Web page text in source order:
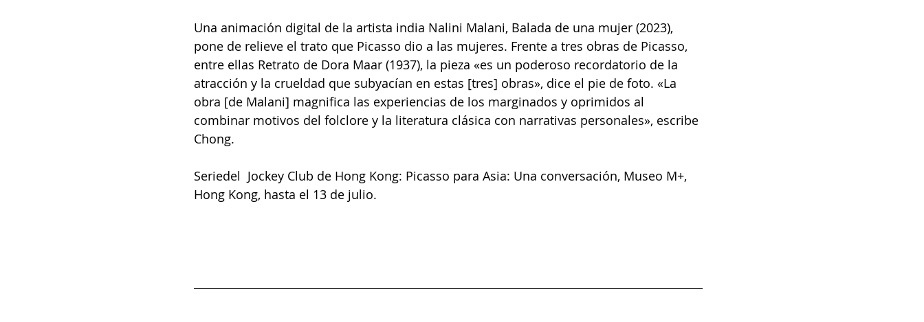
Una animación digital de la artista india Nalini Malani, Balada de una mujer (2023),
pone de relieve el trato que Picasso dio a las mujeres. Frente a tres obras de Picasso,
entre ellas Retrato de Dora Maar (1937), la pieza «es un poderoso recordatorio de la
atracción y la crueldad que subyacían en estas [tres] obras», dice el pie de foto. «La
obra [de Malani] magnifica las experiencias de los marginados y oprimidos al
combinar motivos del folclore y la literatura clásica con narrativas personales», escribe
Chong.
Seriedel  Jockey Club de Hong Kong: Picasso para Asia: Una conversación, Museo M+,
Hong Kong, hasta el 13 de julio.